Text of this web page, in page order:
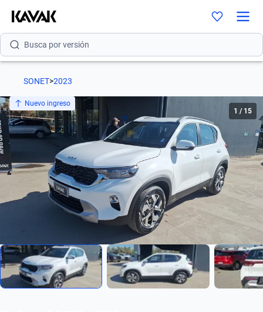
Busca por modelo
Busca por versión
Busca por marca
Busca por modelo
Busca por versión
Busca por año
SONET>2023
Nuevo ingreso
1 / 15